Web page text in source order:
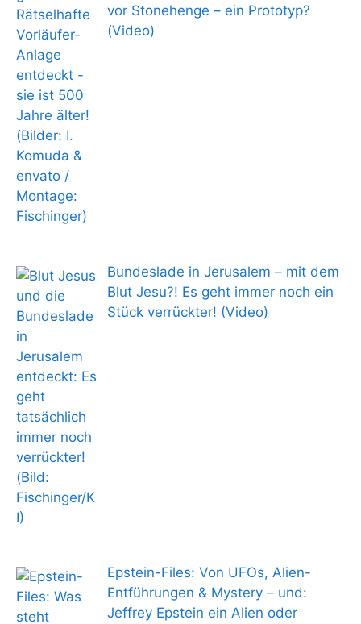
vor Stonehenge – ein Prototyp?
(Video)
Bundeslade in Jerusalem – mit dem
Blut Jesu?! Es geht immer noch ein
Stück verrückter! (Video)
Epstein-Files: Von UFOs, Alien-
Entführungen & Mystery – und:
Jeffrey Epstein ein Alien oder